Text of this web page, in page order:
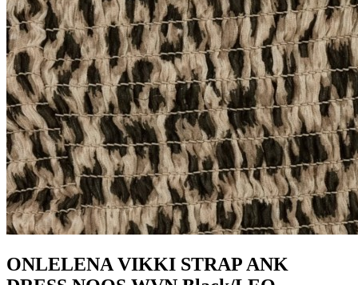
ONLELENA VIKKI STRAP ANK